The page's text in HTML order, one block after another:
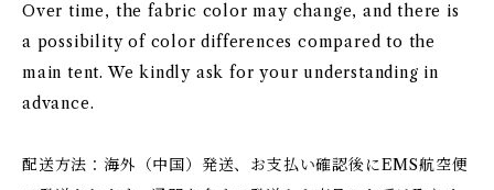
Over time, the fabric color may change, and there is
a possibility of color differences compared to the
main tent. We kindly ask for your understanding in
advance.
配送方法：海外（中国）発送、お支払い確認後にEMS航空便